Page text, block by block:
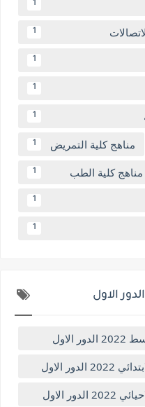
1
1
1
1
1
مناهج كلية التمريض 1
مناهج كلية الطب 1
1
1
الاول
الاول